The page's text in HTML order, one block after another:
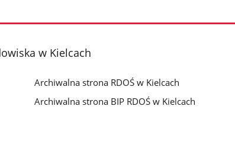
w Kielcach
Archiwalna strona RDOŚ w Kielcach
Archiwalna strona BIP RDOŚ w Kielcach